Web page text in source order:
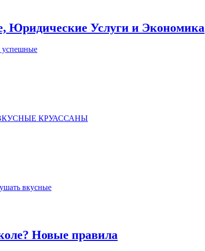
Юридические Услуги и Экономика
успешные
ВКУСНЫЕ КРУАССАНЫ
вкусные
Новые правила